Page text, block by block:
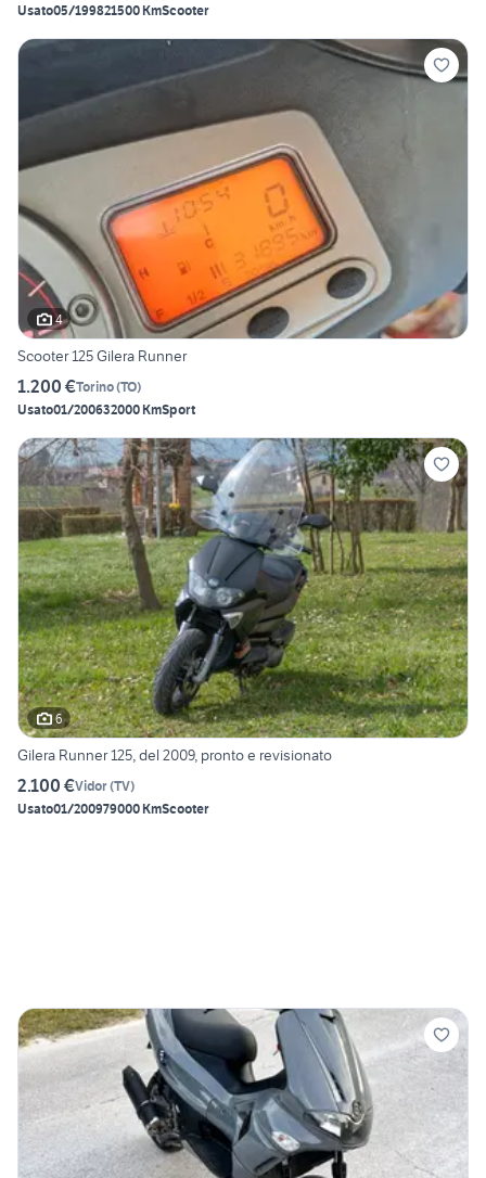
Usato05/199821500 KmScooter
4
Scooter 125 Gilera Runner
1.200 €Torino(TO)
Usato01/200632000 KmSport
6
Gilera Runner 125, del 2009, pronto e revisionato
2.100 €Vidor(TV)
Usato01/200979000 KmScooter